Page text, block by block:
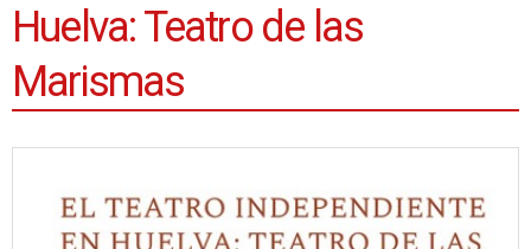
Huelva: Teatro de las
Marismas